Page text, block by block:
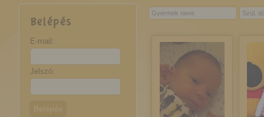
Belépés
E-mail:
Jelszó: